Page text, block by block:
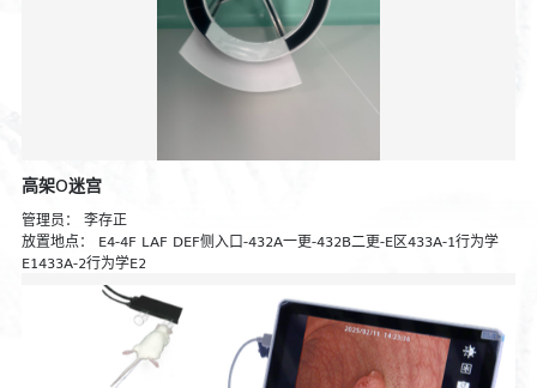
高架O迷宫
管理员： 李存正
放置地点： E4-4F LAF DEF侧入口-432A一更-432B二更-E区433A-1行为学
E1433A-2行为学E2